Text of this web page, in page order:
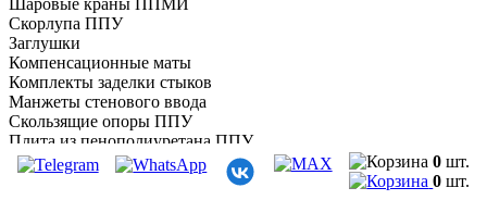
Скорлупа ППУ
Заглушки
Компенсационные маты
Комплекты заделки стыков
Манжеты стенового ввода
Скользящие опоры ППУ
Плита из пенополиуретана ППУ
Трубы гофрированные для хозяйственно-бытовой и ливневой
канализации
0 шт.
0 шт.